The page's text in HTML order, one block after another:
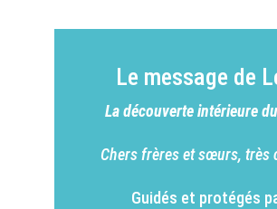
Le message de
La découverte intérieure
Chers frères et sœurs, très
Guidés et protégés